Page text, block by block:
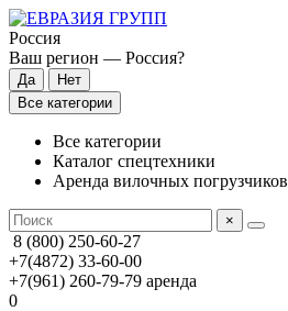
Россия
Ваш регион — Россия?
Все категории
Все категории
Каталог спецтехники
Аренда вилочных погрузчиков
×
8 (800) 250-60-27
+7(4872) 33-60-00
+7(961) 260-79-79 аренда
0